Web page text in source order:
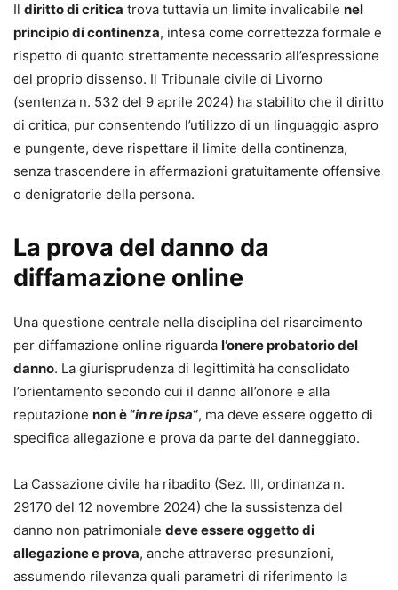
Il diritto di critica trova tuttavia un limite invalicabile nel
principio di continenza, intesa come correttezza formale e
rispetto di quanto strettamente necessario all’espressione
del proprio dissenso. Il Tribunale civile di Livorno
(sentenza n. 532 del 9 aprile 2024) ha stabilito che il diritto
di critica, pur consentendo l’utilizzo di un linguaggio aspro
e pungente, deve rispettare il limite della continenza,
senza trascendere in affermazioni gratuitamente offensive
o denigratorie della persona.
La prova del danno da
diffamazione online
Una questione centrale nella disciplina del risarcimento
per diffamazione online riguarda l’onere probatorio del
danno. La giurisprudenza di legittimità ha consolidato
l’orientamento secondo cui il danno all’onore e alla
reputazione non è “in re ipsa“, ma deve essere oggetto di
specifica allegazione e prova da parte del danneggiato.
La Cassazione civile ha ribadito (Sez. III, ordinanza n.
29170 del 12 novembre 2024) che la sussistenza del
danno non patrimoniale deve essere oggetto di
allegazione e prova, anche attraverso presunzioni,
assumendo rilevanza quali parametri di riferimento la